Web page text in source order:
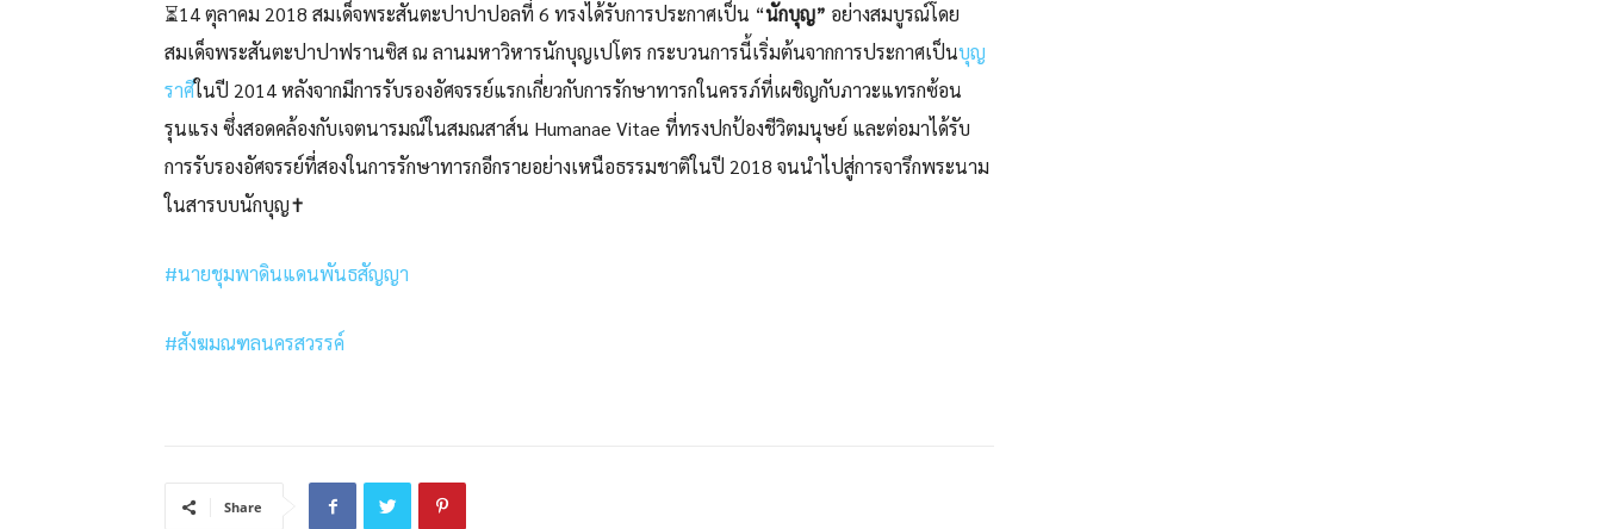
⏳14 ตุลาคม 2018 สมเด็จพระสันตะปาปาปอลที่ 6 ทรงได้รับการประกาศเป็น “นักบุญ” อย่างสมบูรณ์โดย
สมเด็จพระสันตะปาปาฟรานซิส ณ ลานมหาวิหารนักบุญเปโตร กระบวนการนี้เริ่มต้นจากการประกาศเป็นบุญ
ราศีในปี 2014 หลังจากมีการรับรองอัศจรรย์แรกเกี่ยวกับการรักษาทารกในครรภ์ที่เผชิญกับภาวะแทรกซ้อน
รุนแรง ซึ่งสอดคล้องกับเจตนารมณ์ในสมณสาส์น Humanae Vitae ที่ทรงปกป้องชีวิตมนุษย์ และต่อมาได้รับ
การรับรองอัศจรรย์ที่สองในการรักษาทารกอีกรายอย่างเหนือธรรมชาติในปี 2018 จนนำไปสู่การจารึกพระนาม
ในสารบบนักบุญ✝️
#นายชุมพาดินแดนพันธสัญญา
#สังฆมณฑลนครสวรรค์
Share